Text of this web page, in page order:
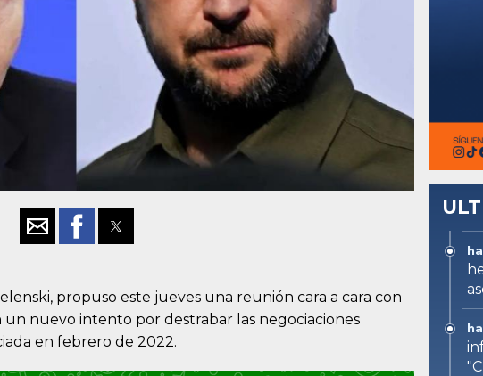
propuso este jueves una reunión cara a cara con
nuevo intento por destrabar las negociaciones
en febrero de 2022.